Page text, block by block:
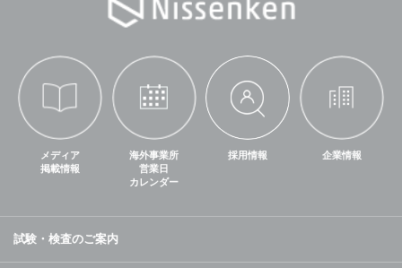
メディア
掲載情報
海外事業所
営業日
カレンダー
採用情報 企業情報
試験・検査のご案内